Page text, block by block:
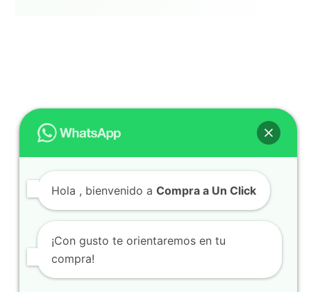
Subscribe a Nuestro Blog
Contacto
Hola , bienvenido a Compra a Un Click
¡Con gusto te orientaremos en tu
compra!